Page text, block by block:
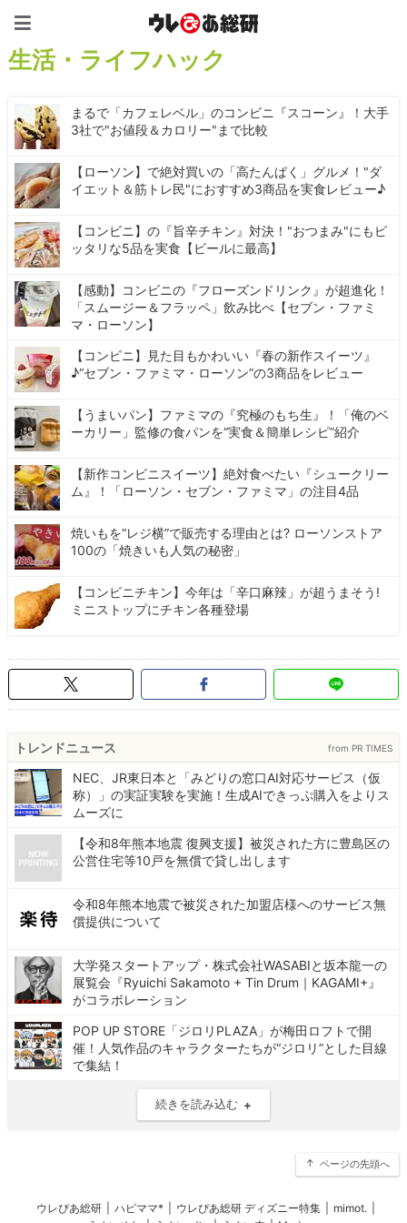
生活・ライフハック
まるで「カフェレベル」のコンビニ『スコーン』！大手
3社で"お値段＆カロリー"まで比較
【ローソン】で絶対買いの「高たんぱく」グルメ！"ダ
イエット＆筋トレ民"におすすめ3商品を実食レビュー♪
【コンビニ】の『旨辛チキン』対決！"おつまみ"にもピ
ッタリな5品を実食【ビールに最高】
【感動】コンビニの『フローズンドリンク』が超進化！
「スムージー＆フラッペ」飲み比べ【セブン・ファミ
マ・ローソン】
【コンビニ】見た目もかわいい『春の新作スイーツ』
♪“セブン・ファミマ・ローソン”の3商品をレビュー
【うまいパン】ファミマの『究極のもち生』！「俺のベ
ーカリー」監修の食パンを“実食＆簡単レシピ”紹介
【新作コンビニスイーツ】絶対食べたい『シュークリー
ム』！「ローソン・セブン・ファミマ」の注目4品
焼いもを“レジ横”で販売する理由とは? ローソンストア
100の「焼きいも人気の秘密」
【コンビニチキン】今年は「辛口麻辣」が超うまそう!
ミニストップにチキン各種登場
トレンドニュース from PR TIMES
NEC、JR東日本と「みどりの窓口AI対応サービス（仮
称）」の実証実験を実施！生成AIできっぷ購入をよりス
ムーズに
【令和8年熊本地震 復興支援】被災された方に豊島区の
公営住宅等10戸を無償で貸し出します
令和8年熊本地震で被災された加盟店様へのサービス無
償提供について
大学発スタートアップ・株式会社WASABIと坂本龍一の
展覧会『Ryuichi Sakamoto + Tin Drum｜KAGAMI+』
がコラボレーション
POP UP STORE「ジロリPLAZA」が梅田ロフトで開
催！人気作品のキャラクターたちが“ジロリ”とした目線
で集結！
続きを読み込む
ページの先頭へ
ウレぴあ総研 ハピママ* ウレぴあ総研 ディズニー特集 mimot.